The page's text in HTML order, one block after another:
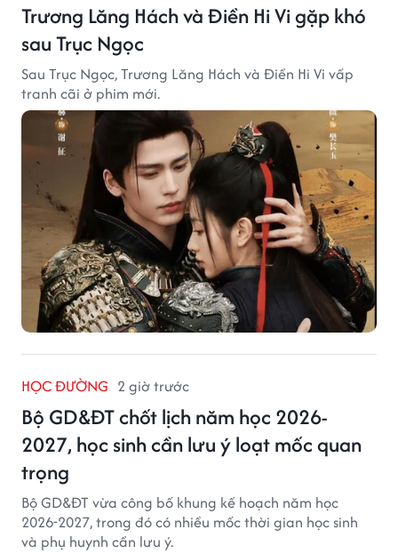
Trương Lăng Hách và Điền Hi Vi gặp khó
sau Trục Ngọc
Sau Trục Ngọc, Trương Lăng Hách và Điền Hi Vi vấp
tranh cãi ở phim mới.
HỌC ĐƯỜNG 2 giờ trước
Bộ GD&ĐT chốt lịch năm học 2026-
2027, học sinh cần lưu ý loạt mốc quan
trọng
Bộ GD&ĐT vừa công bố khung kế hoạch năm học
2026-2027, trong đó có nhiều mốc thời gian học sinh
và phụ huynh cần lưu ý.